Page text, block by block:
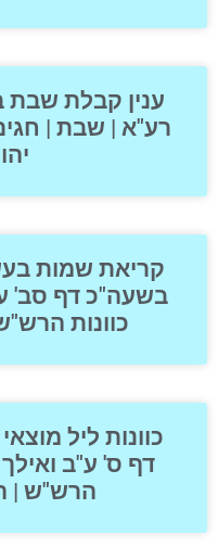
ענין קבלת שבת
רע"א | שבת | חגים
קריאת שמות
בשעה"כ דף סב'
כוונות הרש"ש
כוונות ליל
דף ס' ע"ב ואילך
הרש"ש |